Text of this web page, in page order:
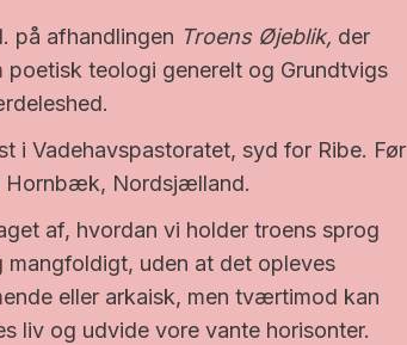
på afhandlingen Troens Øjeblik, der
poetisk teologi generelt og Grundtvigs
i Vadehavspastoratet, syd for Ribe. Før
Nordsjælland.
af, hvordan vi holder troens sprog
mangfoldigt, uden at det opleves
eller arkaisk, men tværtimod kan
liv og udvide vore vante horisonter.